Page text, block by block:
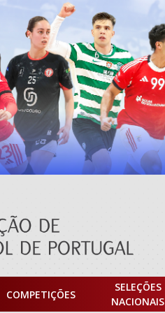
COMPETIÇÕES
SELEÇÕES
NACIONAIS